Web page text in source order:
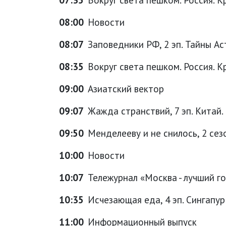
08:00 Новости
08:07 Заповедники РФ, 2 эп. Тайны
08:35 Вокруг света пешком. Россия.
09:00 Азиатский вектор
09:07 Жажда странствий, 7 эп.
09:50 Менделееву и не снилось, 2
10:00 Новости
10:07 Тележурнал «Москва - лучший
10:35 Исчезающая еда, 4 эп. Сингапур
11:00 Информационный выпуск